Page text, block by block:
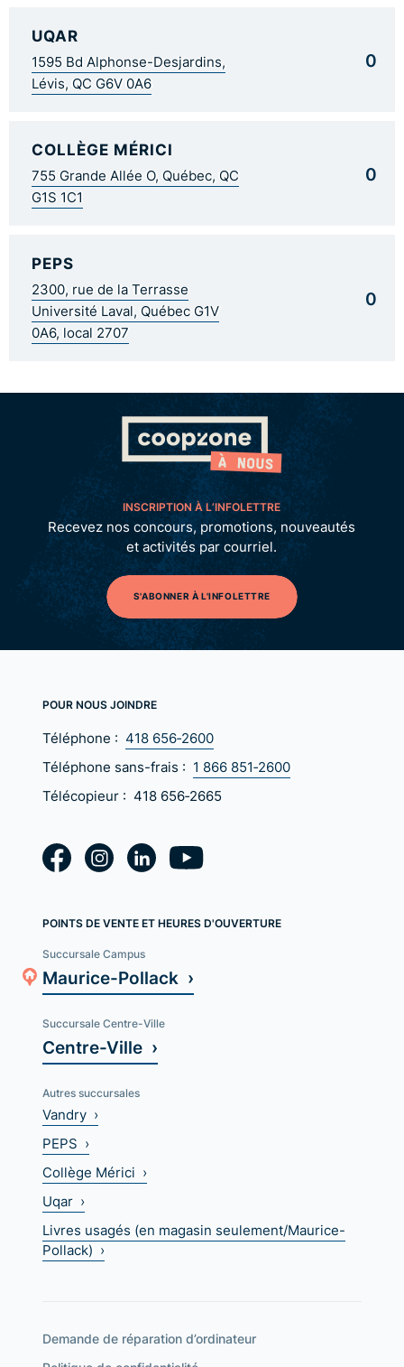
UQAR
1595 Bd Alphonse-Desjardins,
Lévis, QC G6V 0A6
0
COLLÈGE MÉRICI
755 Grande Allée O, Québec, QC
G1S 1C1
0
PEPS
2300, rue de la Terrasse
Université Laval, Québec G1V
0A6, local 2707
0
INSCRIPTION À L’INFOLETTRE
Recevez nos concours, promotions, nouveautés
et activités par courriel.
S'ABONNER À L'INFOLETTRE
POUR NOUS JOINDRE
Téléphone : 418 656‑2600
Téléphone sans-frais : 1 866 851‑2600
Télécopieur : 418 656‑2665
POINTS DE VENTE ET HEURES D'OUVERTURE
Succursale Campus
Maurice-Pollack ›
Succursale Centre-Ville
Centre-Ville ›
Autres succursales
Vandry ›
PEPS ›
Collège Mérici ›
Uqar ›
Livres usagés (en magasin seulement/Maurice-
Pollack) ›
Demande de réparation d’ordinateur